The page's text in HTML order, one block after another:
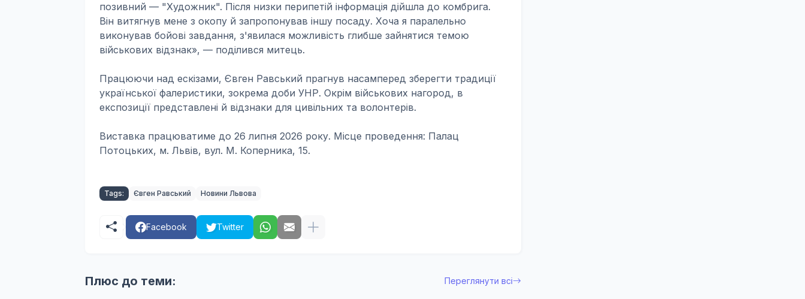
позивний — "Художник". Після низки перипетій інформація дійшла до комбрига.
Він витягнув мене з окопу й запропонував іншу посаду. Хоча я паралельно
виконував бойові завдання, з'явилася можливість глибше зайнятися темою
військових відзнак», — поділився митець.
Працюючи над ескізами, Євген Равський прагнув насамперед зберегти традиції
української фалеристики, зокрема доби УНР. Окрім військових нагород, в
експозиції представлені й відзнаки для цивільних та волонтерів.
Виставка працюватиме до 26 липня 2026 року. Місце проведення: Палац
Потоцьких, м. Львів, вул. М. Коперника, 15.
Tags: Євген Равський Новини Львова
Facebook Twitter
Плюс до теми: Переглянути всі